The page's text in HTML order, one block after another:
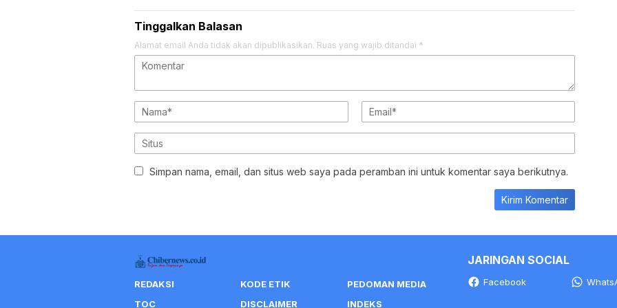
Tinggalkan Balasan
Alamat email Anda tidak akan dipublikasikan. Ruas yang wajib ditandai *
Simpan nama, email, dan situs web saya pada peramban ini untuk komentar saya berikutnya.
REDAKSI KODE ETIK
PEDOMAN MEDIA
TOC
DISCLAIMER INDEKS
JARINGAN SOCIAL
Facebook